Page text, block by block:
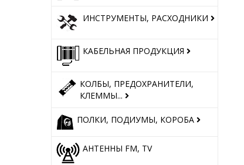
ИНСТРУМЕНТЫ, РАСХОДНИКИ
КАБЕЛЬНАЯ ПРОДУКЦИЯ
КОЛБЫ, ПРЕДОХРАНИТЕЛИ,
КЛЕММЫ...
ПОЛКИ, ПОДИУМЫ, КОРОБА
АНТЕННЫ FM, TV